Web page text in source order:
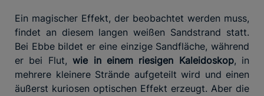
Ein magischer Effekt, der beobachtet werden muss,
findet an diesem langen weißen Sandstrand statt.
Bei Ebbe bildet er eine einzige Sandfläche, während
er bei Flut,wie in einem riesigen Kaleidoskop, in
mehrere kleinere Strände aufgeteilt wird und einen
äußerst kuriosen optischen Effekt erzeugt. Aber die